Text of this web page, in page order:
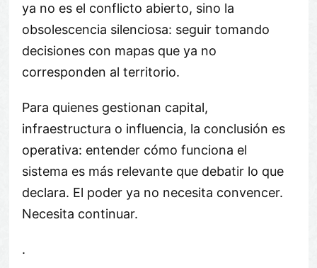
ya no es el conflicto abierto, sino la
obsolescencia silenciosa: seguir tomando
decisiones con mapas que ya no
corresponden al territorio.
Para quienes gestionan capital,
infraestructura o influencia, la conclusión es
operativa: entender cómo funciona el
sistema es más relevante que debatir lo que
declara. El poder ya no necesita convencer.
Necesita continuar.
.